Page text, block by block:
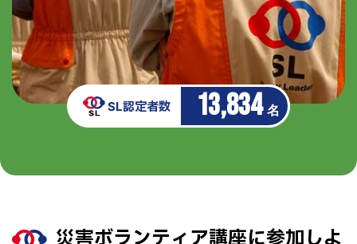
SL認定者数 13,834 名
災害ボランティア講座に参加しよ